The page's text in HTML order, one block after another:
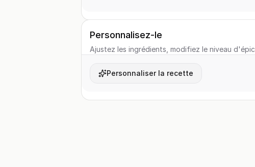
Personnalisez-le
Ajustez les ingrédients, modifiez le niveau
Personnaliser la recette